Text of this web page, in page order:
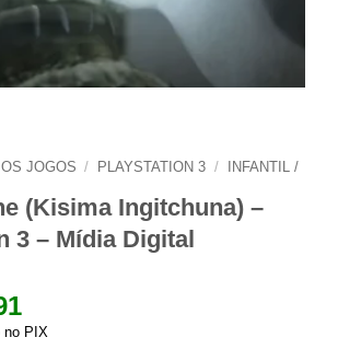
JOGOS / PLAYSTATION 3 /
INFANTIL /
(Kisima Ingitchuna) –
3 – Mídia Digital
no PIX